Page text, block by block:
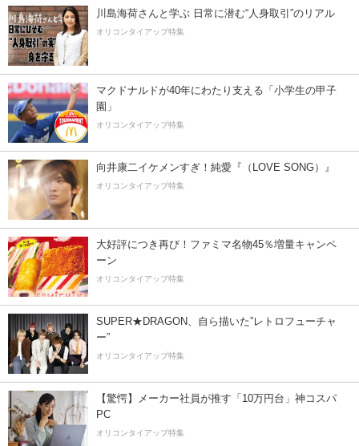
川島海荷さんと学ぶ 日常に潜む“人身取引”のリアル
オリコンタイアップ特集
マクドナルドが40年にわたり支える「小学生の甲子
園」
オリコンタイアップ特集
向井康二イケメンすぎ！純愛『（LOVE SONG）』
オリコンタイアップ特集
大好評につき再び！ファミマ名物45％増量キャンペ
ーン
オリコンタイアップ特集
SUPER★DRAGON、自ら描いた”レトロフューチャ
ー”
オリコンタイアップ特集
【驚愕】メーカー社員が推す「10万円台」神コスパ
PC
オリコンタイアップ特集